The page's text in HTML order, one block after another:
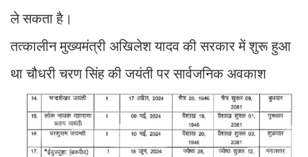
ले सकता है।
तत्कालीन मुख्यमंत्री अखिलेश यादव की सरकार में शुरू हुआ
था चौधरी चरण सिंह की जयंती पर सार्वजनिक अवकाश